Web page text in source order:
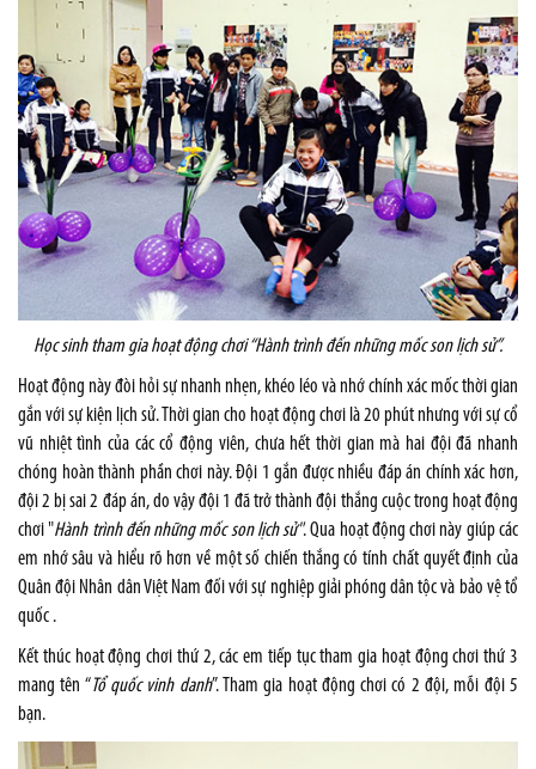
Học sinh tham gia hoạt động chơi “Hành trình đến những mốc son lịch sử”.
Hoạt động này đòi hỏi sự nhanh nhẹn, khéo léo và nhớ chính xác mốc thời gian
gắn với sự kiện lịch sử. Thời gian cho hoạt động chơi là 20 phút nhưng với sự cổ
vũ nhiệt tình của các cổ động viên, chưa hết thời gian mà hai đội đã nhanh
chóng hoàn thành phần chơi này. Đội 1 gắn được nhiều đáp án chính xác hơn,
đội 2 bị sai 2 đáp án, do vậy đội 1 đã trở thành đội thắng cuộc trong hoạt động
chơi "Hành trình đến những mốc son lịch sử". Qua hoạt động chơi này giúp các
em nhớ sâu và hiểu rõ hơn về một số chiến thắng có tính chất quyết định của
Quân đội Nhân dân Việt Nam đối với sự nghiệp giải phóng dân tộc và bảo vệ tổ
quốc .
Kết thúc hoạt động chơi thứ 2, các em tiếp tục tham gia hoạt động chơi thứ 3
mang tên “Tổ quốc vinh danh”. Tham gia hoạt động chơi có 2 đội, mỗi đội 5
bạn.